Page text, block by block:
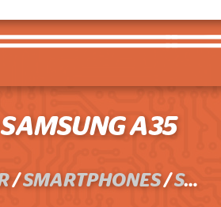
A35
/SMARTPHONES/SAMSUNG